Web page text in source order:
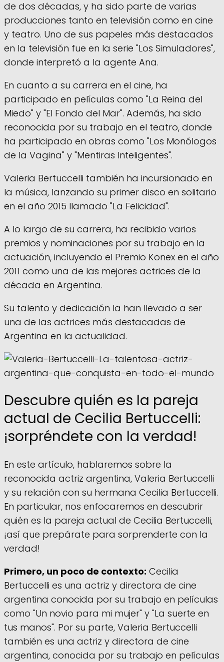
de dos décadas, y ha sido parte de varias
producciones tanto en televisión como en cine
y teatro. Uno de sus papeles más destacados
en la televisión fue en la serie "Los Simuladores",
donde interpretó a la agente Ana.
En cuanto a su carrera en el cine, ha
participado en películas como "La Reina del
Miedo" y "El Fondo del Mar". Además, ha sido
reconocida por su trabajo en el teatro, donde
ha participado en obras como "Los Monólogos
de la Vagina" y "Mentiras Inteligentes".
Valeria Bertuccelli también ha incursionado en
la música, lanzando su primer disco en solitario
en el año 2015 llamado "La Felicidad".
A lo largo de su carrera, ha recibido varios
premios y nominaciones por su trabajo en la
actuación, incluyendo el Premio Konex en el año
2011 como una de las mejores actrices de la
década en Argentina.
Su talento y dedicación la han llevado a ser
una de las actrices más destacadas de
Argentina en la actualidad.
Descubre quién es la pareja
actual de Cecilia Bertuccelli:
¡sorpréndete con la verdad!
En este artículo, hablaremos sobre la
reconocida actriz argentina, Valeria Bertuccelli
y su relación con su hermana Cecilia Bertuccelli.
En particular, nos enfocaremos en descubrir
quién es la pareja actual de Cecilia Bertuccelli,
¡así que prepárate para sorprenderte con la
verdad!
Primero, un poco de contexto: Cecilia
Bertuccelli es una actriz y directora de cine
argentina conocida por su trabajo en películas
como "Un novio para mi mujer" y "La suerte en
tus manos". Por su parte, Valeria Bertuccelli
también es una actriz y directora de cine
argentina, conocida por su trabajo en películas